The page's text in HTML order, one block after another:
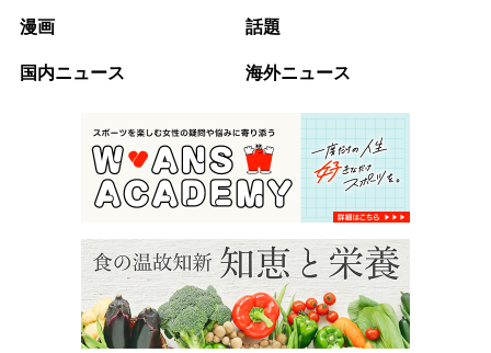
漫画 話題
国内ニュース 海外ニュース